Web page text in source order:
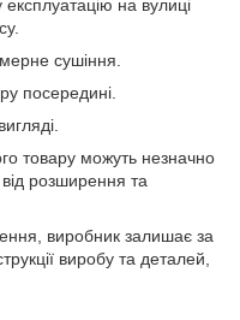
на вулиці
сушіння.
посередині.
товару можуть незначно
від розширення та
виробник залишає за
виробу та деталей,